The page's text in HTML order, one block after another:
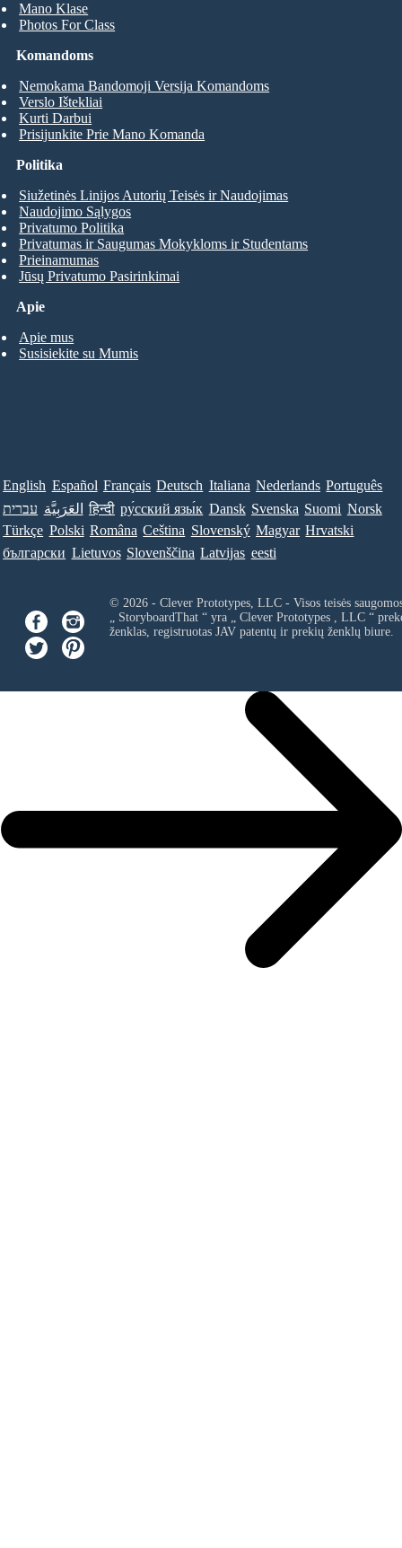
Mano Klase
Photos For Class
Komandoms
Nemokama Bandomoji Versija Komandoms
Verslo Ištekliai
Kurti Darbui
Prisijunkite Prie Mano Komanda
Apie
Apie mus
Susisiekite su Mumis
Politika
Siužetinės Linijos Autorių Teisės ir Naudojimas
Naudojimo Sąlygos
Privatumo Politika
Privatumas ir Saugumas Mokykloms ir Studentams
Prieinamumas
Jūsų Privatumo Pasirinkimai
English Español Français Deutsch Italiana Nederlands Português
עברית العَرَبِيَّة हिन्दी ру́сский язы́к Dansk Svenska Suomi Norsk
Türkçe Polski Româna Ceština Slovenský Magyar Hrvatski
български Lietuvos Slovenščina Latvijas eesti
© 2026 - Clever Prototypes, LLC - Visos teisės
„ StoryboardThat “ yra „ Clever Prototypes , LLC“
ženklas, registruotas JAV patentų ir prekių ženklų biure.